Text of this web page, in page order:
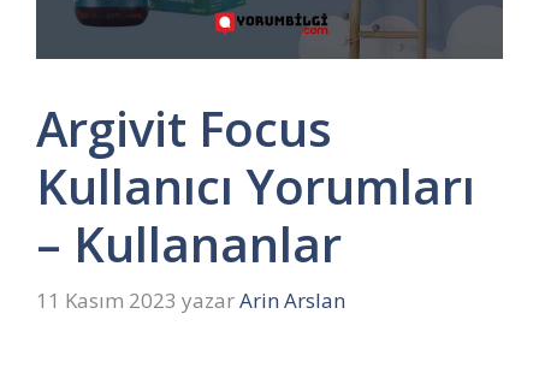
Argivit Focus
Kullanıcı Yorumları
– Kullananlar
11 Kasım 2023 yazarArin Arslan